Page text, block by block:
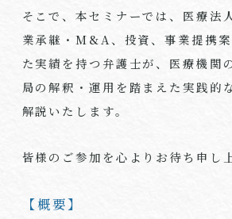
そこで、本セミナーでは、医療法
業承継・M&A、投資、事業提携
た実績を持つ弁護士が、医療機関
局の解釈・運用を踏まえた実践的
解説いたします。
皆様のご参加を心よりお待ち申し
【概要】